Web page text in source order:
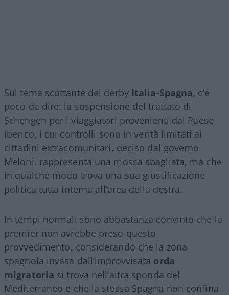
Sul tema scottante del derbyItalia-Spagna, c’è
poco da dire: la sospensione del trattato di
Schengen per i viaggiatori provenienti dal Paese
iberico, i cui controlli sono in verità limitati ai
cittadini extracomunitari, deciso dal governo
Meloni, rappresenta una mossa sbagliata, ma che
in qualche modo trova una sua giustificazione
politica tutta interna all’area della destra.
In tempi normali sono abbastanza convinto che la
premier non avrebbe preso questo
provvedimento, considerando che la zona
spagnola invasa dall’improvvisata orda
migratoria si trova nell’altra sponda del
Mediterraneo e che la stessa Spagna non confina